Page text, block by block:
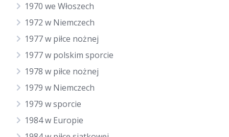
1970 we Włoszech
1972 w Niemczech
1977 w piłce nożnej
1977 w polskim sporcie
1978 w piłce nożnej
1979 w Niemczech
1979 w sporcie
1984 w Europie